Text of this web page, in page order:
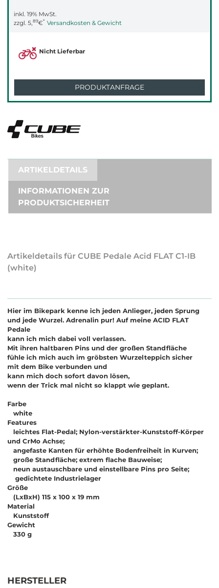
inkl. 19% MwSt.
zzgl. 5,89€* Versandkosten & Gewicht
Nicht Lieferbar
PRODUKTANFRAGE
ARTIKELDETAILS
INFORMATIONEN ZUR
PRODUKTSICHERHEIT
Artikeldetails für CUBE Pedale Acid FLAT C1-IB
(white)
Hier im Bikepark kenne ich jeden Anlieger, jeden Sprung
und jede Wurzel. Adrenalin pur! Auf meine ACID FLAT
Pedale
kann ich mich dabei voll verlassen.
Mit ihren haltbaren Pins und der großen Standfläche
fühle ich mich auch im gröbsten Wurzelteppich sicher
mit dem Bike verbunden und
kann mich doch sofort davon lösen,
wenn der Trick mal nicht so klappt wie geplant.
Farbe
white
Features
leichtes Flat-Pedal; Nylon-verstärkter-Kunststoff-Körper
und CrMo Achse;
angefaste Kanten für erhöhte Bodenfreiheit in Kurven;
große Standfläche; extrem flache Bauweise;
neun austauschbare und einstellbare Pins pro Seite;
gedichtete Industrielager
Größe
(LxBxH) 115 x 100 x 19 mm
Material
Kunststoff
Gewicht
330 g
HERSTELLER